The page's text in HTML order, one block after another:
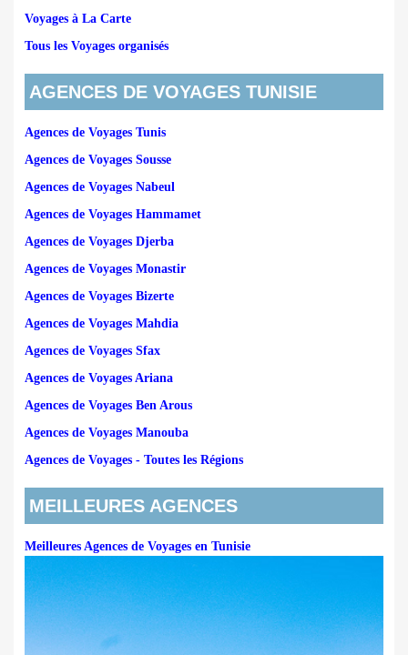
Voyages à La Carte
Tous les Voyages organisés
AGENCES DE VOYAGES TUNISIE
Agences de Voyages Tunis
Agences de Voyages Sousse
Agences de Voyages Nabeul
Agences de Voyages Hammamet
Agences de Voyages Djerba
Agences de Voyages Monastir
Agences de Voyages Bizerte
Agences de Voyages Mahdia
Agences de Voyages Sfax
Agences de Voyages Ariana
Agences de Voyages Ben Arous
Agences de Voyages Manouba
Agences de Voyages - Toutes les Régions
MEILLEURES AGENCES
Meilleures Agences de Voyages en Tunisie